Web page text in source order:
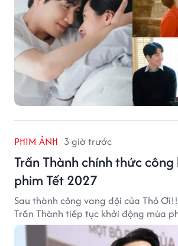
PHIM ẢNH 3 giờ trước
Trấn Thành chính thức
phim Tết 2027
Sau thành công vang dội của Thỏ
Trấn Thành tiếp tục khởi động mùa